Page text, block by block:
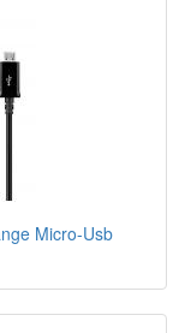
Micro-Usb